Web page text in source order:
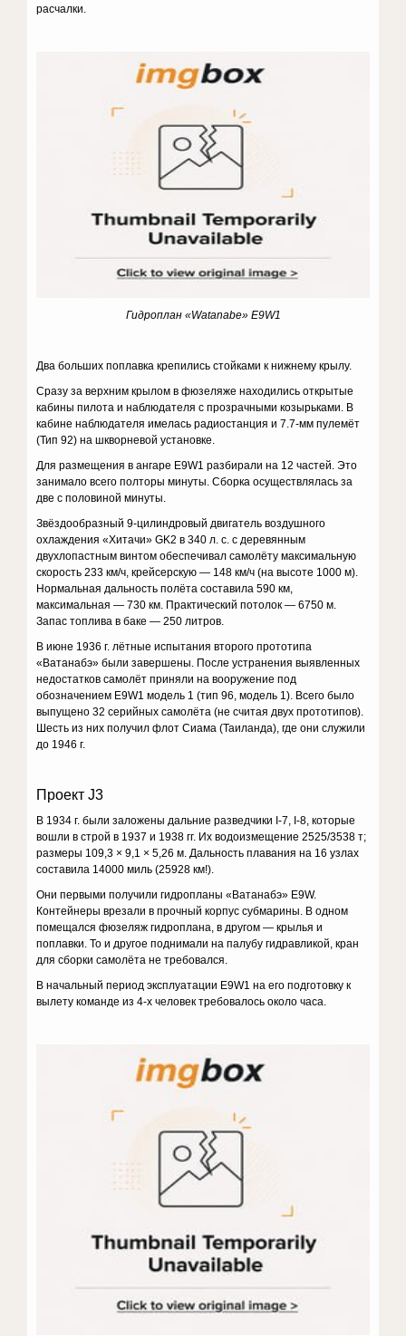
расчалки.
Гидроплан «Watanabe» E9W1
Два больших поплавка крепились стойками к нижнему крылу.
Сразу за верхним крылом в фюзеляже находились открытые
кабины пилота и наблюдателя с прозрачными козырьками. В
кабине наблюдателя имелась радиостанция и 7.7-мм пулемёт
(Тип 92) на шкворневой установке.
Для размещения в ангаре E9W1 разбирали на 12 частей. Это
занимало всего полторы минуты. Сборка осуществлялась за
две с половиной минуты.
Звёздообразный 9-цилиндровый двигатель воздушного
охлаждения «Хитачи» GK2 в 340 л. с. с деревянным
двухлопастным винтом обеспечивал самолёту максимальную
скорость 233 км/ч, крейсерскую — 148 км/ч (на высоте 1000 м).
Нормальная дальность полёта составила 590 км,
максимальная — 730 км. Практический потолок — 6750 м.
Запас топлива в баке — 250 литров.
В июне 1936 г. лётные испытания второго прототипа
«Ватанабэ» были завершены. После устранения выявленных
недостатков самолёт приняли на вооружение под
обозначением E9W1 модель 1 (тип 96, модель 1). Всего было
выпущено 32 серийных самолёта (не считая двух прототипов).
Шесть из них получил флот Сиама (Таиланда), где они служили
до 1946 г.
Проект J3
В 1934 г. были заложены дальние разведчики I-7, I-8, которые
вошли в строй в 1937 и 1938 гг. Их водоизмещение 2525/3538 т;
размеры 109,3 × 9,1 × 5,26 м. Дальность плавания на 16 узлах
составила 14000 миль (25928 км!).
Они первыми получили гидропланы «Ватанабэ» E9W.
Контейнеры врезали в прочный корпус субмарины. В одном
помещался фюзеляж гидроплана, в другом — крылья и
поплавки. То и другое поднимали на палубу гидравликой, кран
для сборки самолёта не требовался.
В начальный период эксплуатации E9W1 на его подготовку к
вылету команде из 4-х человек требовалось около часа.